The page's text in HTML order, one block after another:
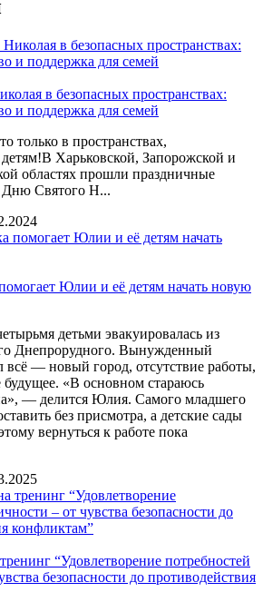
в безопасных пространствах:
и поддержка для семей
только в пространствах,
Харьковской, Запорожской и
областях прошли праздничные
Дню Святого Н...
Юлии и её детям начать новую
детьми эвакуировалась из
Днепрорудного. Вынужденный
всё — новый город, отсутствие работы,
будущее. «В основном стараюсь
— делится Юлия. Самого младшего
без присмотра, а детские сады
вернуться к работе пока
“Удовлетворение потребностей
безопасности до противодействия